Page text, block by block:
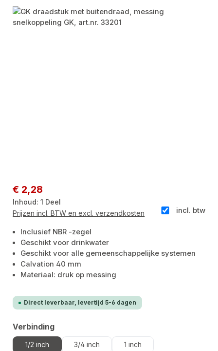
Afbeeldingengalerij overslaan
Normale prijs:
€ 2,28
Inhoud:1 Deel
incl. btw
Prijzen incl. BTW en excl. verzendkosten
Inclusief NBR -zegel
Geschikt voor drinkwater
Geschikt voor alle gemeenschappelijke systemen
Calvation 40 mm
Materiaal: druk op messing
Direct leverbaar, levertijd 5-6 dagen
Selecteer
Verbinding
1/2 inch 3/4 inch
1 inch